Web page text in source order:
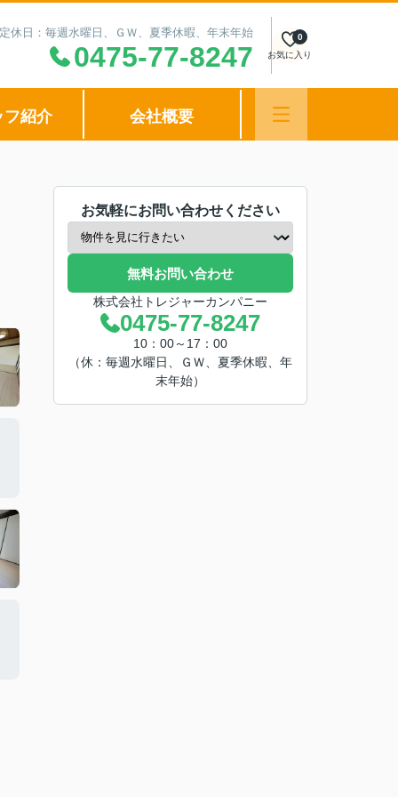
休日：毎週水曜日、ＧＷ、夏季休暇、年末年始
0475-77-8247 お気に入り
0
フ紹介 会社概要
お気軽にお問い合わせください
無料お問い合わせ
株式会社トレジャーカンパニー
0475-77-8247
10：00～17：00
（休：毎週水曜日、ＧＷ、夏季休暇、年
末年始）